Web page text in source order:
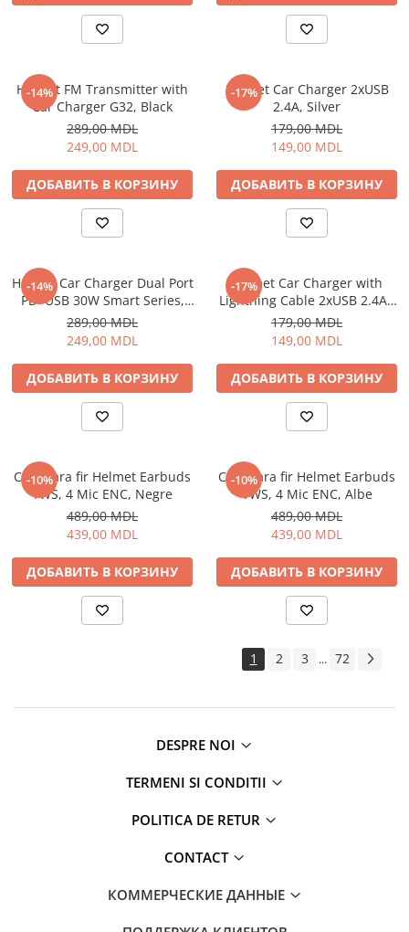
-14%
Helmet FM Transmitter with
Car Charger G32, Black
289,00 MDL
249,00 MDL
ДОБАВИТЬ В КОРЗИНУ
-17%
Helmet Car Charger 2xUSB
2.4A, Silver
179,00 MDL
149,00 MDL
ДОБАВИТЬ В КОРЗИНУ
-14%
Helmet Car Charger Dual Port
PD+USB 30W Smart Series,
Black
289,00 MDL
249,00 MDL
ДОБАВИТЬ В КОРЗИНУ
-17%
Helmet Car Charger with
Lightning Cable 2xUSB 2.4A ,
Silver
179,00 MDL
149,00 MDL
ДОБАВИТЬ В КОРЗИНУ
-10%
Casti fara fir Helmet Earbuds
TWS, 4 Mic ENC, Negre
489,00 MDL
439,00 MDL
ДОБАВИТЬ В КОРЗИНУ
-10%
Casti fara fir Helmet Earbuds
TWS, 4 Mic ENC, Albe
489,00 MDL
439,00 MDL
ДОБАВИТЬ В КОРЗИНУ
1 2 3 ... 72
DESPRE NOI
TERMENI SI CONDITII
POLITICA DE RETUR
CONTACT
КОММЕРЧЕСКИЕ ДАННЫЕ